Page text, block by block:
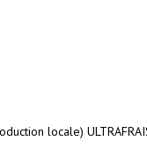
locale)